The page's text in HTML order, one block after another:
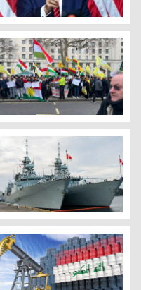
ترامب يهدد كندا بـرسوم ضريبية تصل الـ
الجالية الكوردية في
إيران تصنّف البحرية